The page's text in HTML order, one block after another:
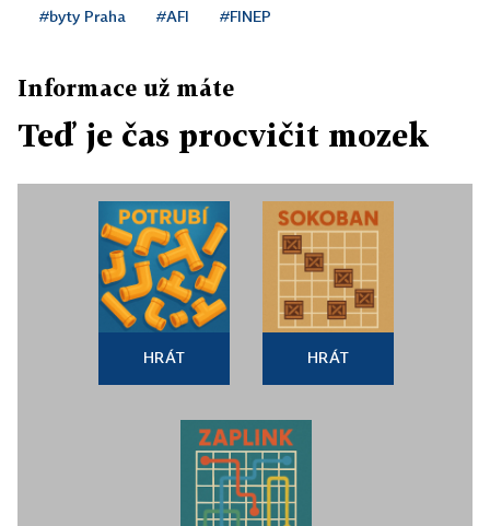
#byty Praha #AFI #FINEP
Informace už máte
Teď je čas procvičit mozek
HRÁT HRÁT